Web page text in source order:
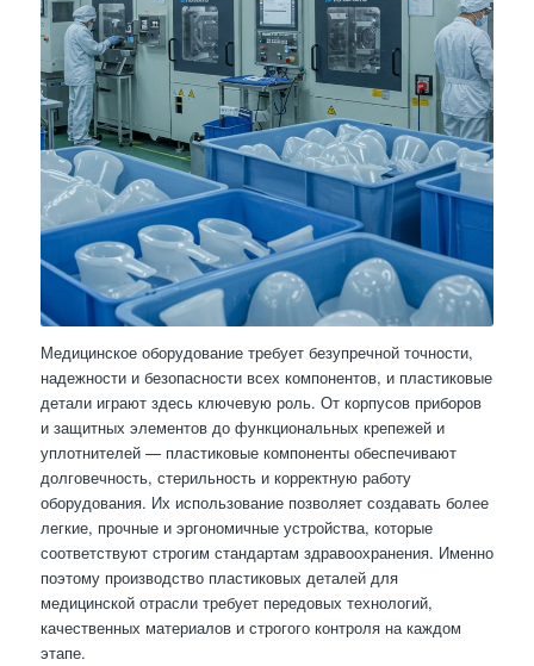
Медицинское оборудование требует безупречной точности,
надежности и безопасности всех компонентов, и пластиковые
детали играют здесь ключевую роль. От корпусов приборов
и защитных элементов до функциональных крепежей и
уплотнителей — пластиковые компоненты обеспечивают
долговечность, стерильность и корректную работу
оборудования. Их использование позволяет создавать более
легкие, прочные и эргономичные устройства, которые
соответствуют строгим стандартам здравоохранения. Именно
поэтому производство пластиковых деталей для
медицинской отрасли требует передовых технологий,
качественных материалов и строгого контроля на каждом
этапе.